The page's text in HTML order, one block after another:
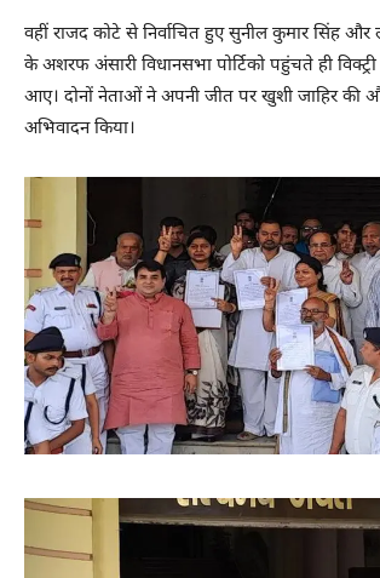
वहीं राजद कोटे से निर्वाचित हुए सुनील कुमार सिंह और
के अशरफ अंसारी विधानसभा पोर्टिको पहुंचते ही
आए। दोनों नेताओं ने अपनी जीत पर खुशी जाहिर की
अभिवादन किया।